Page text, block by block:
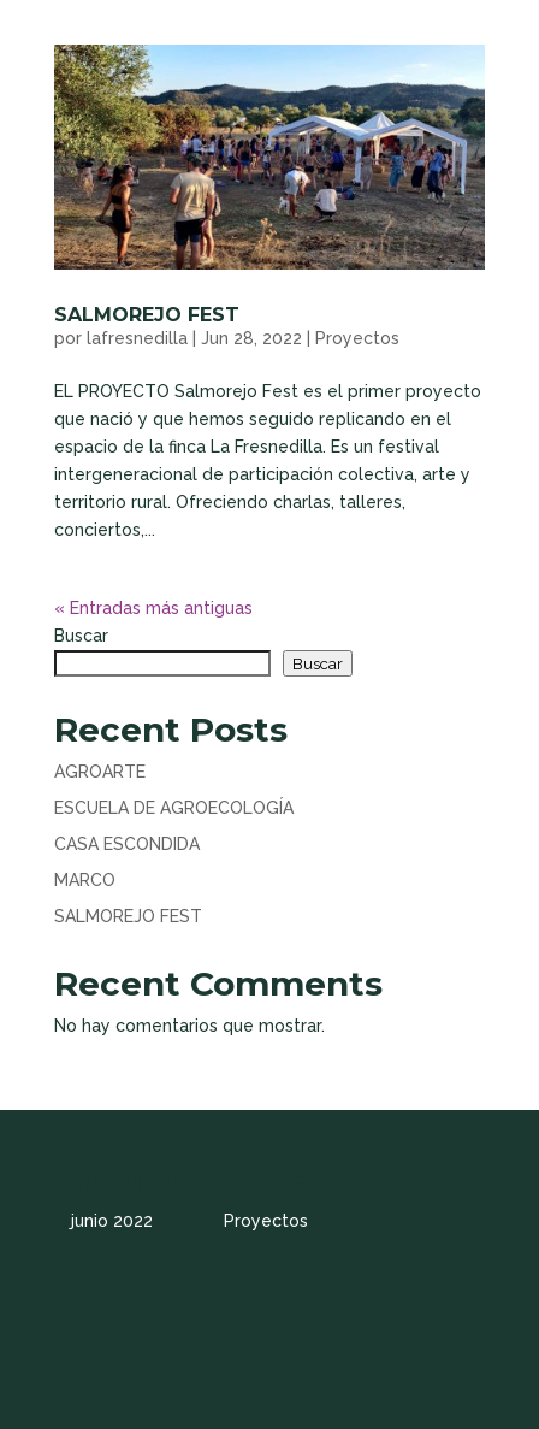
SALMOREJO FEST
por lafresnedilla| Jun 28, 2022 Proyectos
EL PROYECTO Salmorejo Fest es el primer proyecto
que nació y que hemos seguido replicando en el
espacio de la finca La Fresnedilla. Es un festival
intergeneracional de participación colectiva, arte y
territorio rural. Ofreciendo charlas, talleres,
conciertos,...
« Entradas más antiguas
Buscar
Buscar
Recent Posts
AGROARTE
ESCUELA DE AGROECOLOGÍA
CASA ESCONDIDA
MARCO
SALMOREJO FEST
Recent Comments
No hay comentarios que mostrar.
junio 2022 Proyectos